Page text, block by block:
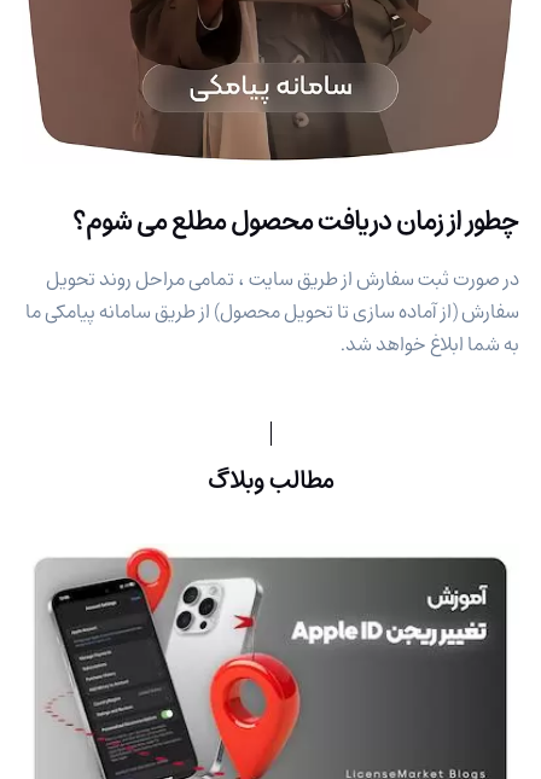
چطور از زمان دریافت محصول مطلع می شوم؟
در صورت ثبت سفارش از طریق سایت ، تمامی مراحل روند تحویل
سفارش (از آماده سازی تا تحویل محصول) از طریق سامانه پیامکی ما
به شما ابلاغ خواهد شد.
مطالب وبلاگ